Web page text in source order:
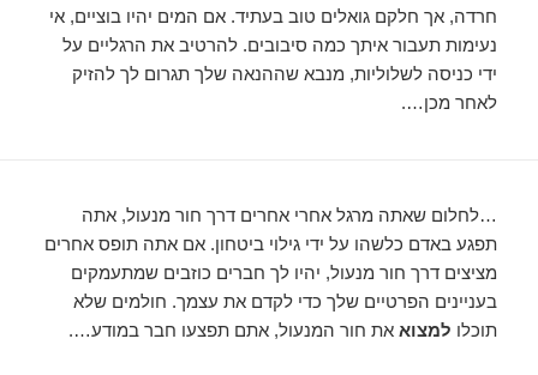
חרדה, אך חלקם גואלים טוב בעתיד. אם המים יהיו בוציים, אי
נעימות תעבור איתך כמה סיבובים. להרטיב את הרגליים על
ידי כניסה לשלוליות, מנבא שההנאה שלך תגרום לך להזיק
לאחר מכן….
…לחלום שאתה מרגל אחרי אחרים דרך חור מנעול, אתה
תפגע באדם כלשהו על ידי גילוי ביטחון. אם אתה תופס אחרים
מציצים דרך חור מנעול, יהיו לך חברים כוזבים שמתעמקים
בעניינים הפרטיים שלך כדי לקדם את עצמך. חולמים שלא
תוכלו למצוא את חור המנעול, אתם תפצעו חבר במודע….